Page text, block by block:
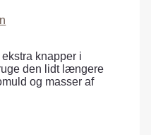
knapper i
den lidt længere
og masser af